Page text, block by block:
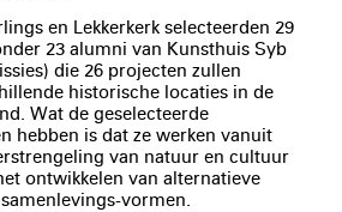
en Lekkerkerk selecteerden 29
23 alumni van Kunsthuis Syb
die 26 projecten zullen
historische locaties in de
Wat de geselecteerde
hebben is dat ze werken vanuit
van natuur en cultuur
ontwikkelen van alternatieve
vormen.